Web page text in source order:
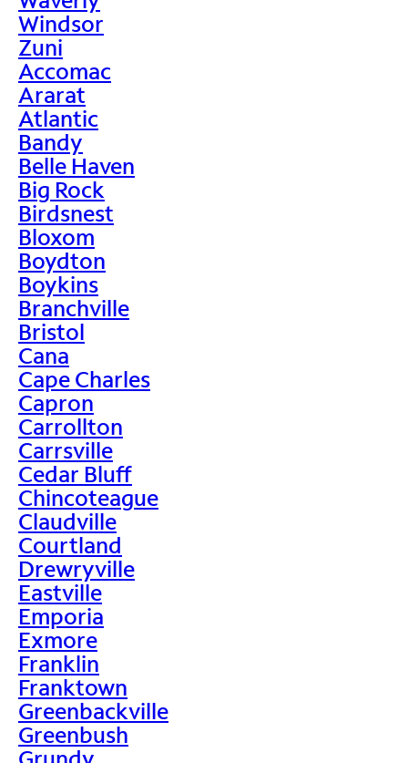
Windsor
Zuni
Accomac
Ararat
Atlantic
Bandy
Belle Haven
Big Rock
Birdsnest
Bloxom
Boydton
Boykins
Branchville
Bristol
Cana
Cape Charles
Capron
Carrollton
Carrsville
Cedar Bluff
Chincoteague
Claudville
Courtland
Drewryville
Eastville
Emporia
Exmore
Franklin
Franktown
Greenbackville
Greenbush